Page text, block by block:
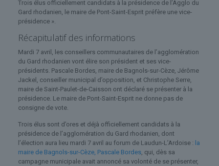
Trois élus officiellement candidats à la présidence de l’Agglo du
Gard rhodanien, le maire de Pont-Saint-Esprit préfère une vice-
présidence ».
Récapitulatif des informations
Mardi 7 avril, les conseillers communautaires de l’agglomération
du Gard rhodanien vont élire son président et ses vice-
présidents. Pascale Bordes, maire de Bagnols-sur-Cèze, Jérôme
Jackel, conseiller municipal d’opposition, et Christophe Serre,
maire de Saint-Paulet-de-Caisson ont déclaré se présenter à la
présidence. Le maire de Pont-Saint-Esprit ne donne pas de
consigne de vote.
Trois élus sont d’ores et déjà officiellement candidats à la
présidence de l’agglomération du Gard rhodanien, dont
l’élection aura lieu mardi 7 avril au forum de Laudun-L’Ardoise : la
maire de Bagnols-sur-Cèze, Pascale Bordes, qui, dès sa
campagne municipale avait annoncé sa volonté de se présenter,